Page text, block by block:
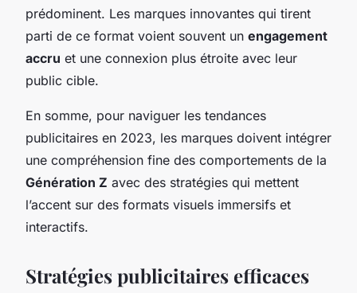
prédominent. Les marques innovantes qui tirent
parti de ce format voient souvent un engagement
accru et une connexion plus étroite avec leur
public cible.
En somme, pour naviguer les tendances
publicitaires en 2023, les marques doivent intégrer
une compréhension fine des comportements de la
Génération Z avec des stratégies qui mettent
l’accent sur des formats visuels immersifs et
interactifs.
Stratégies publicitaires efficaces